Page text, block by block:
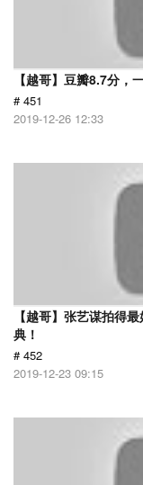
【越哥】豆瓣8.7分，
# 451
2019-12-26 12:33
【越哥】张艺谋拍得
典！
# 452
2019-12-23 09:15